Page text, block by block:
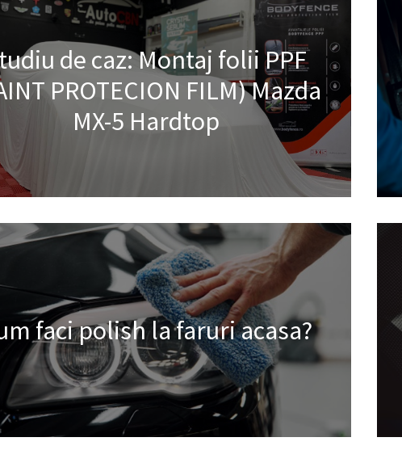
de caz: Montaj folii PPF
PROTECION FILM) Mazda
MX-5 Hardtop
faci polish la faruri acasa?